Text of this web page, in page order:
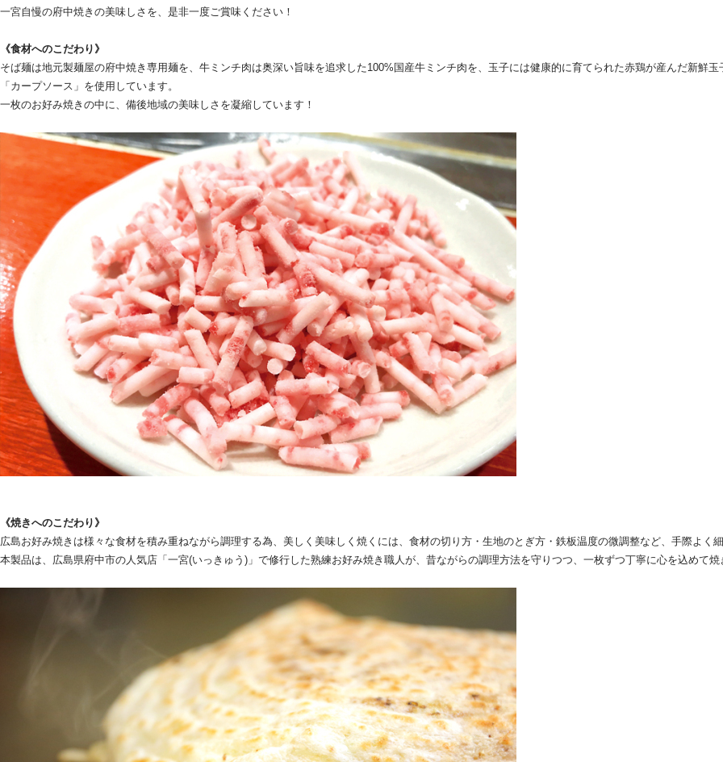
一宮自慢の府中焼きの美味しさを、是非一度ご賞味ください！
《食材へのこだわり》
そば麺は地元製麺屋の府中焼き専用麺を、牛ミンチ肉は奥深い旨味を追求した100%国産牛ミンチ肉を、玉子には健康的に育てられた赤鶏が産んだ新鮮
「カープソース」を使用しています。
一枚のお好み焼きの中に、備後地域の美味しさを凝縮しています！
《焼きへのこだわり》
広島お好み焼きは様々な食材を積み重ねながら調理する為、美しく美味しく焼くには、食材の切り方・生地のとぎ方・鉄板温度の微調整など、手際よく
本製品は、広島県府中市の人気店「一宮(いっきゅう)」で修行した熟練お好み焼き職人が、昔ながらの調理方法を守りつつ、一枚ずつ丁寧に心を込めて